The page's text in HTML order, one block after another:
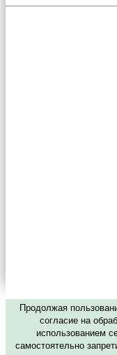
Продолжая
согласие на
использованием
самостоятельно